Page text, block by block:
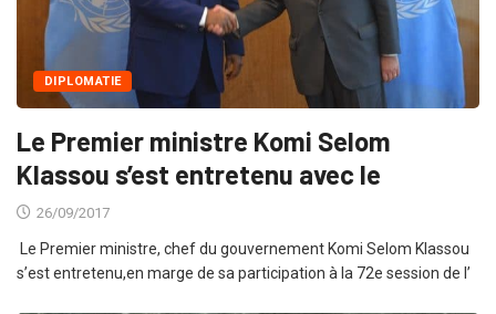
DIPLOMATIE
Le Premier ministre Komi Selom
Klassou s’est entretenu avec le
26/09/2017
Le Premier ministre, chef du gouvernement Komi Selom Klassou
s’est entretenu,en marge de sa participation à la 72e session de l’